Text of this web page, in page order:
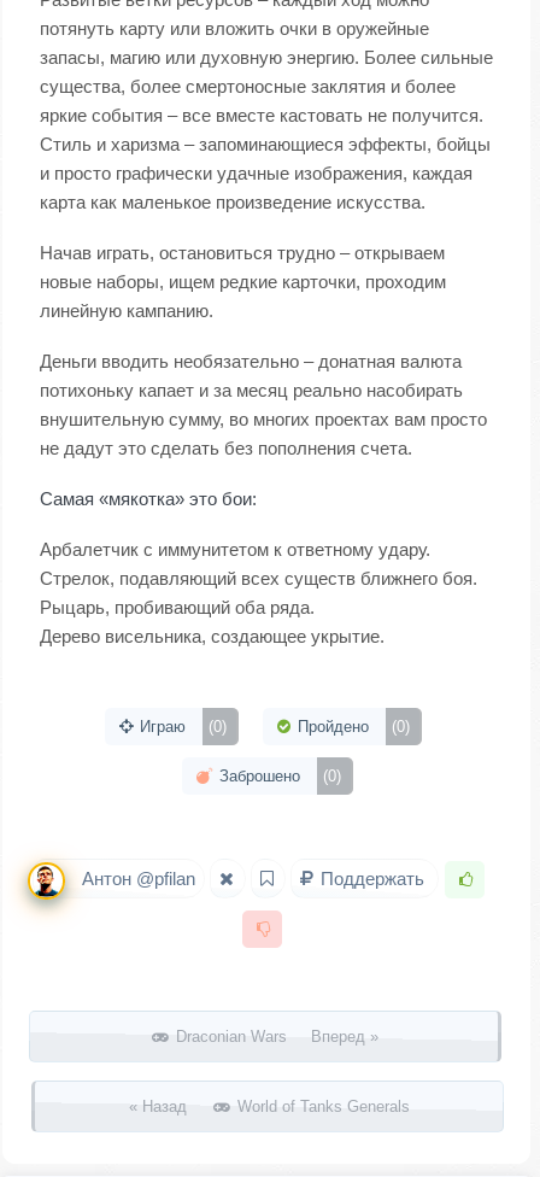
потянуть карту или вложить очки в оружейные
запасы, магию или духовную энергию. Более сильные
существа, более смертоносные заклятия и более
яркие события – все вместе кастовать не получится.
Стиль и харизма – запоминающиеся эффекты, бойцы
и просто графически удачные изображения, каждая
карта как маленькое произведение искусства.
Начав играть, остановиться трудно – открываем
новые наборы, ищем редкие карточки, проходим
линейную кампанию.
Деньги вводить необязательно – донатная валюта
потихоньку капает и за месяц реально насобирать
внушительную сумму, во многих проектах вам просто
не дадут это сделать без пополнения счета.
Самая «мякотка» это бои:
Арбалетчик с иммунитетом к ответному удару.
Стрелок, подавляющий всех существ ближнего боя.
Рыцарь, пробивающий оба ряда.
Дерево висельника, создающее укрытие.
Играю (0) Пройдено (0)
Заброшено (0)
Антон @pfilan Поддержать
Запись навигация
Draconian Wars Вперед »
« Назад World of Tanks Generals